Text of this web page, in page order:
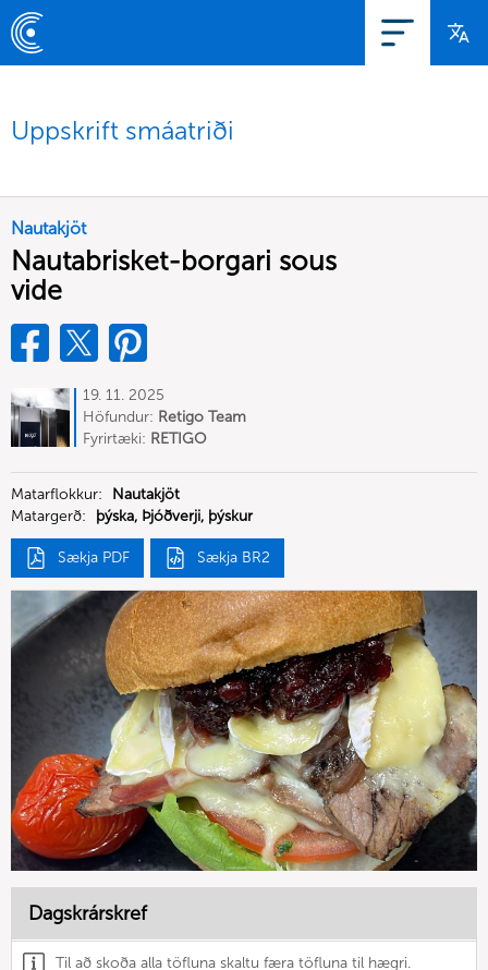
Uppskrift smáatriði
Nautakjöt
Nautabrisket-borgari sous
vide
19. 11. 2025
Höfundur: Retigo Team
Deutschland
Fyrirtæki: RETIGO
Matarflokkur:
Nautakjöt
Matargerð:
þýska, Þjóðverji, þýskur
Sækja PDF Sækja BR2
Dagskrárskref
Til að skoða alla töfluna skaltu færa töfluna til hægri.